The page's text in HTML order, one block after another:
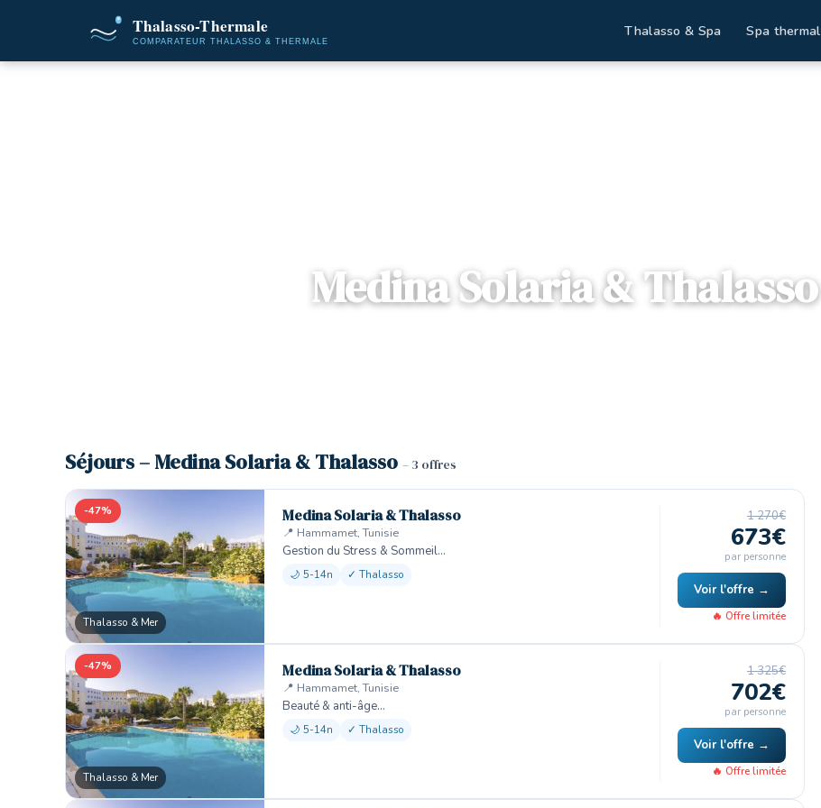
Thalasso & Spa Spa thermal
Medina Solaria & Thalasso
Séjours – Medina Solaria & Thalasso – 3 offres
-47%
Thalasso & Mer
Medina Solaria & Thalasso
📍 Hammamet, Tunisie
Gestion du Stress & Sommeil…
🌙 5-14n ✓ Thalasso
1 270€
673€
par personne
Voir l'offre →
🔥 Offre limitée
-47%
Thalasso & Mer
Medina Solaria & Thalasso
📍 Hammamet, Tunisie
Beauté & anti-âge…
🌙 5-14n ✓ Thalasso
1 325€
702€
par personne
Voir l'offre →
🔥 Offre limitée